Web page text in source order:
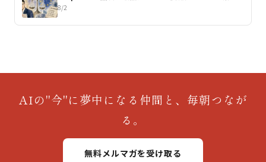
説】2026年8月2日号
8/2
AIの"今"に夢中になる仲間と、毎朝つなが
る。
無料メルマガを受け取る